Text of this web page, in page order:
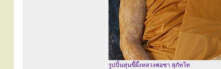
รูปปั้นหุ่นขี้ผึ้งหลวงพ่อชา สุภัทโท